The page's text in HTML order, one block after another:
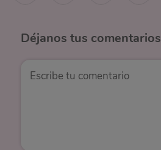
Déjanos tus comentarios